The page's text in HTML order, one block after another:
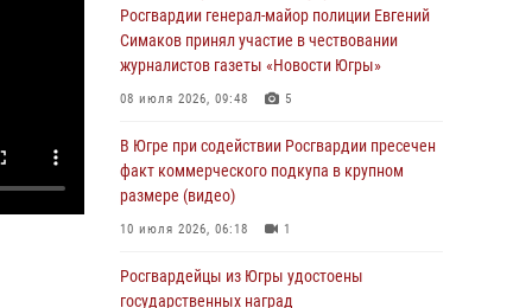
04 августа 2026, 06:17 1
Росгвардия обеспечила безопасность
открытия Всероссийских соревнований
ВДВ в столице Югры
03 августа 2026, 09:21 1
Росгвардия противодействует БПЛА ВСУ на
03 августа 2026, 05:29 2
Росгвардии генерал-майор полиции Евгений
Симаков принял участие в чествовании
журналистов газеты «Новости Югры»
08 июля 2026, 09:48 5
В Югре при содействии Росгвардии пресечен
факт коммерческого подкупа в крупном
размере (видео)
10 июля 2026, 06:18 1
Росгвардейцы из Югры удостоены
государственных наград